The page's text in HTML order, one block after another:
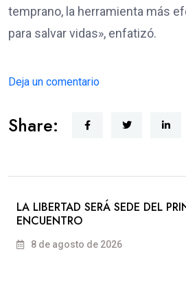
temprano, la herramienta más
para salvar vidas», enfatizó.
Deja un comentario
Share:
LA LIBERTAD SERÁ SEDE DEL
ENCUENTRO
8 de agosto de 2026